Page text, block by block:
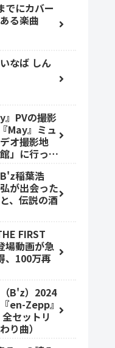
でにカバー
る楽曲
なば しん
』PVの撮影
May』ミュ
オ撮影地
」に行って
稲葉浩
が出会った
、伝説の酒
FIRST
場動画が急
、100万再
（B'z）2024
en-Zepp』
セットリ
り曲）